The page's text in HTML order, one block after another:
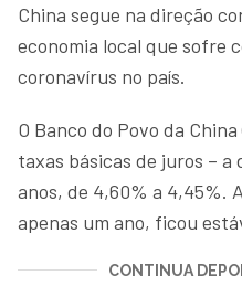
China segue na direção
economia local que sofre
coronavírus no país.
O Banco do Povo da
taxas básicas de juros –
anos, de 4,60% a 4,45%.
apenas um ano, ficou
CONTINUA